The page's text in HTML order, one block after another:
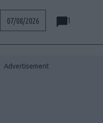
07/08/2026 1